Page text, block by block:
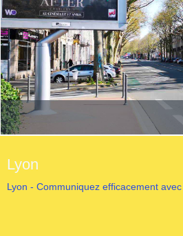
Lyon
Lyon - Communiquez efficacement